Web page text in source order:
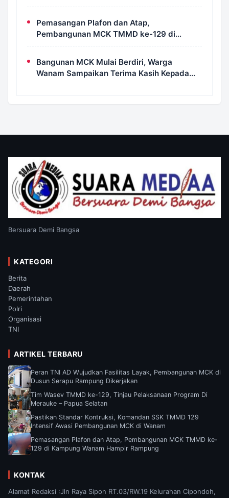
MCK di Wanam
Pemasangan Plafon dan Atap,
Pembangunan MCK TMMD ke-129 di
Kampung Wanam Hampir Rampung
Bangunan MCK Mulai Berdiri, Warga
Wanam Sampaikan Terima Kasih Kepada
Bersuara Demi Bangsa
KATEGORI
Berita
Daerah
Pemerintahan
Polri
Organisasi
TNI
ARTIKEL TERBARU
Peran TNI AD Wujudkan Fasilitas Layak, Pembangunan MCK di
Dusun Serapu Rampung Dikerjakan
Tim Wasev TMMD ke-129, Tinjau Pelaksanaan Program Di
Merauke – Papua Selatan
Pastikan Standar Kontruksi, Komandan SSK TMMD 129
Intensif Awasi Pembangunan MCK di Wanam
Pemasangan Plafon dan Atap, Pembangunan MCK TMMD ke-
129 di Kampung Wanam Hampir Rampung
KONTAK
Alamat Redaksi :Jln Raya Sipon RT.03/RW.19 Kelurahan Cipondoh,